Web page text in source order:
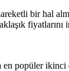
bir hal
fiyatlarını
popüler